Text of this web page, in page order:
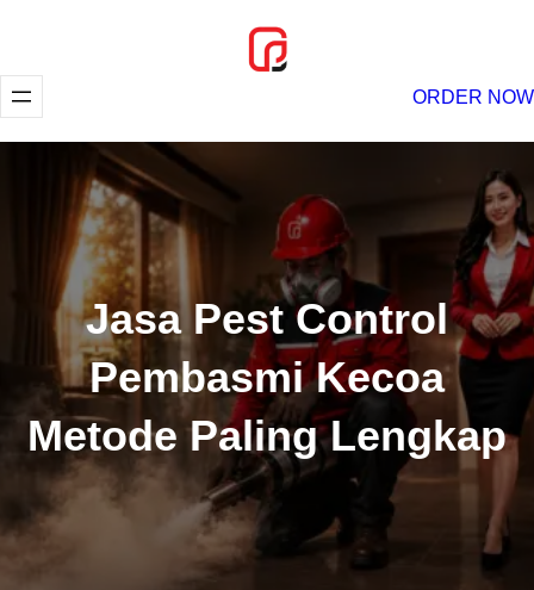
konten
ORDER NOW
Jasa Pest Control
Pembasmi Kecoa
Metode Paling Lengkap